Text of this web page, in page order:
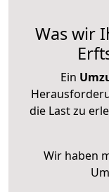
Was wir
Ein
die Last zu
Wir haben